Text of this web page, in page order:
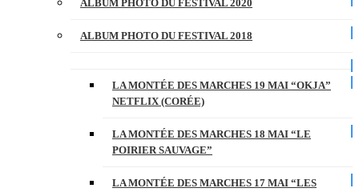
ALBUM PHOTO DU FESTIVAL 2020
ALBUM PHOTO DU FESTIVAL 2018
LA MONTÉE DES MARCHES 19 MAI “OKJA”
NETFLIX (CORÉE)
LA MONTÉE DES MARCHES 18 MAI “LE
POIRIER SAUVAGE”
LA MONTÉE DES MARCHES 17 MAI “LES